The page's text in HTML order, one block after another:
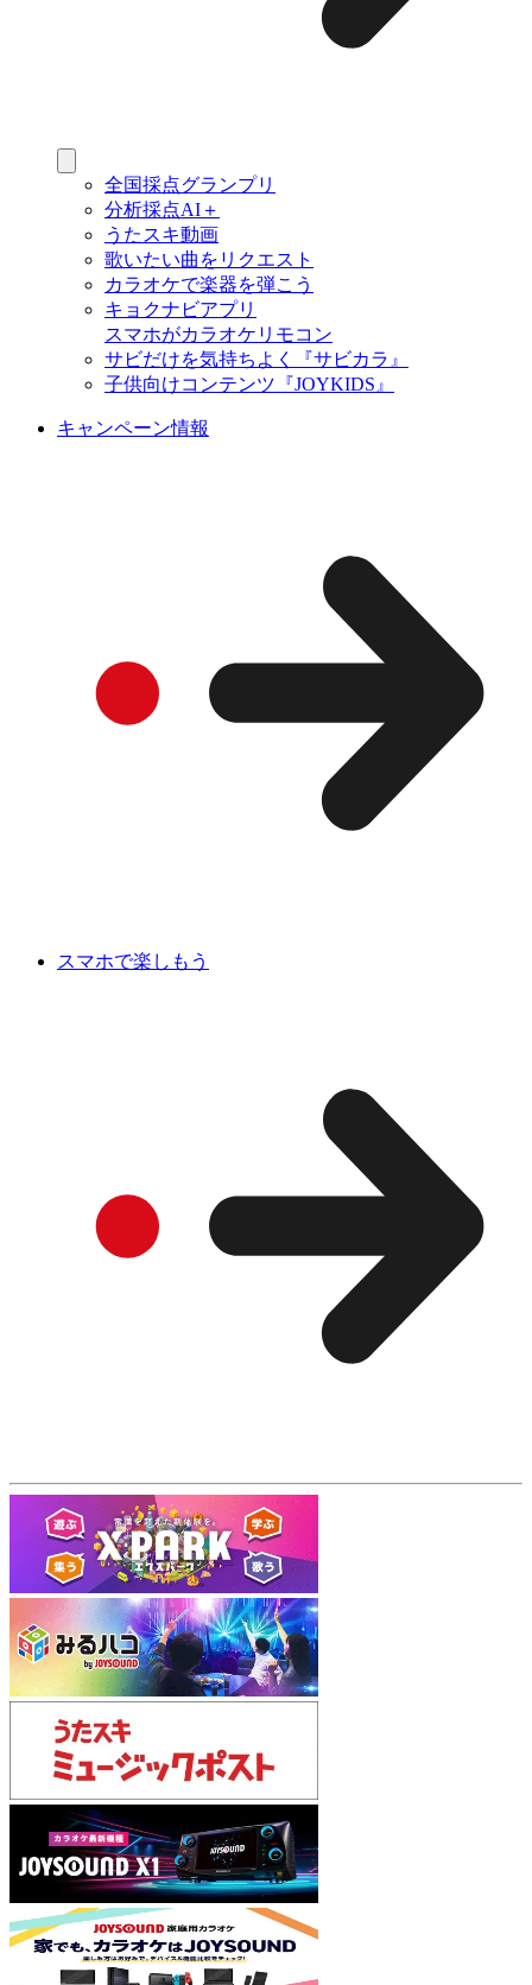
全国採点グランプリ
分析採点AI＋
うたスキ動画
歌いたい曲をリクエスト
カラオケで楽器を弾こう
キョクナビアプリ
スマホがカラオケリモコン
サビだけを気持ちよく『サビカラ』
子供向けコンテンツ『JOYKIDS』
キャンペーン情報
スマホで楽しもう